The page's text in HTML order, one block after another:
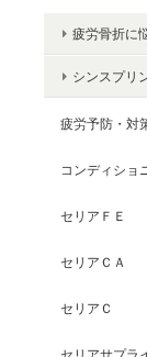
疲労骨折に
シンスプリ
疲労予防・対
コンディショ
セリアＦＥ
セリアＣＡ
セリアＣ